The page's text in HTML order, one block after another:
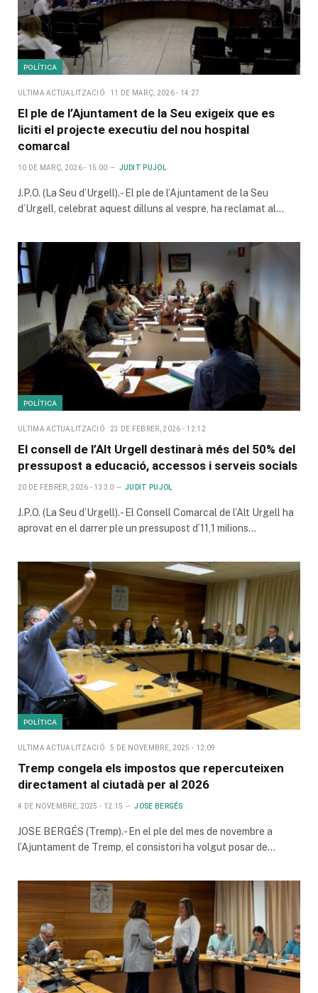
POLÍTICA
ULTIMA ACTUALITZACIÓ 11 DE MARÇ, 2026 - 14:27
El ple de l’Ajuntament de la Seu exigeix que es
liciti el projecte executiu del nou hospital
comarcal
10 DE MARÇ, 2026 - 15:00 JUDIT PUJOL
J.P.O. (La Seu d’Urgell).- El ple de l’Ajuntament de la Seu
d’Urgell, celebrat aquest dilluns al vespre, ha reclamat al…
POLÍTICA
ULTIMA ACTUALITZACIÓ 23 DE FEBRER, 2026 - 12:12
El consell de l’Alt Urgell destinarà més del 50% del
pressupost a educació, accessos i serveis socials
20 DE FEBRER, 2026 - 13:30 JUDIT PUJOL
J.P.O. (La Seu d’Urgell).- El Consell Comarcal de l’Alt Urgell ha
aprovat en el darrer ple un pressupost d’11,1 milions…
POLÍTICA
ULTIMA ACTUALITZACIÓ 5 DE NOVEMBRE, 2025 - 12:09
Tremp congela els impostos que repercuteixen
directament al ciutadà per al 2026
4 DE NOVEMBRE, 2025 - 12:15 JOSE BERGÉS
JOSE BERGÉS (Tremp).- En el ple del mes de novembre a
l’Ajuntament de Tremp, el consistori ha volgut posar de…